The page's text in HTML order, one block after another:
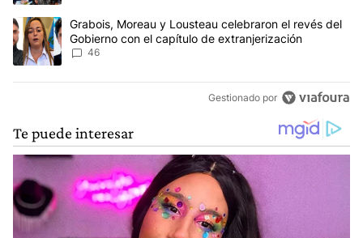
Un artículo de tendencia con el título "Grabois, Moreau y
Grabois, Moreau y Lousteau celebraron el revés del
Gobierno con el capítulo de extranjerización
46
Gestionado por